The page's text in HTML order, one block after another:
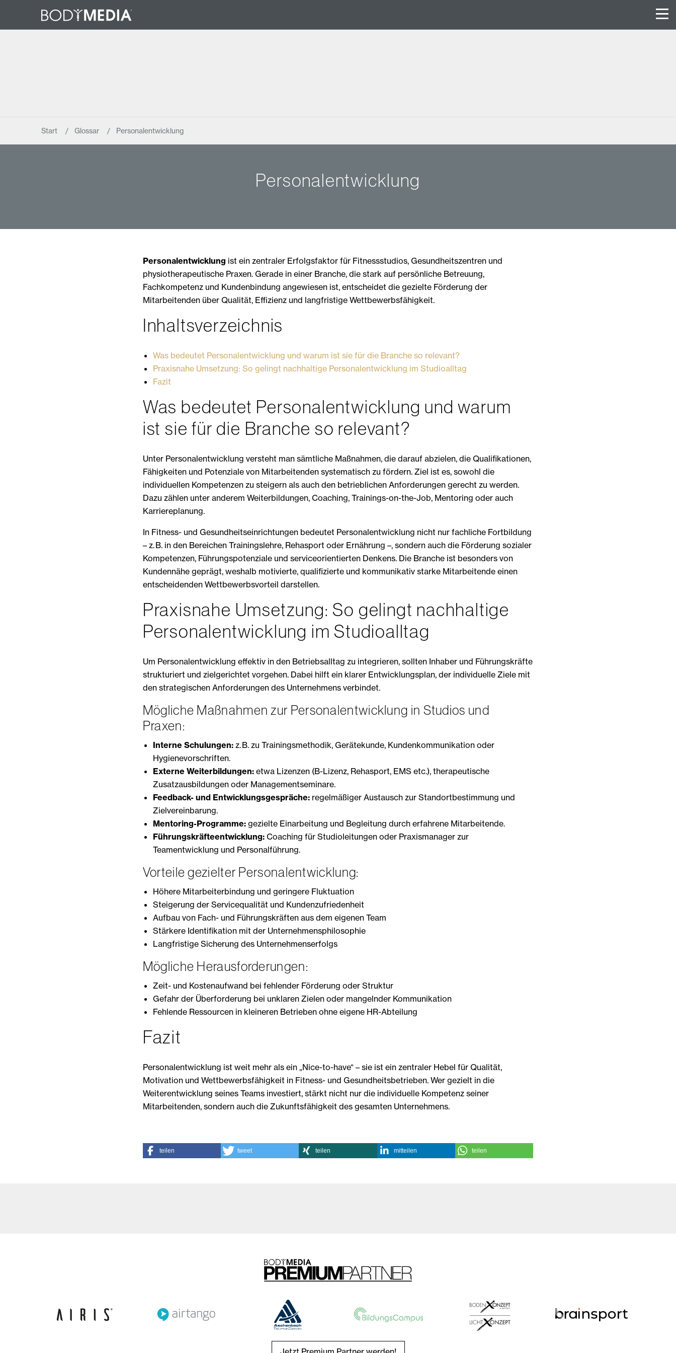
Start Glossar Personalentwicklung
Personalentwicklung
Personalentwicklung ist ein zentraler Erfolgsfaktor für Fitnessstudios, Gesundheitszentren und
physiotherapeutische Praxen. Gerade in einer Branche, die stark auf persönliche Betreuung,
Fachkompetenz und Kundenbindung angewiesen ist, entscheidet die gezielte Förderung der
Mitarbeitenden über Qualität, Effizienz und langfristige Wettbewerbsfähigkeit.
Inhaltsverzeichnis
Was bedeutet Personalentwicklung und warum ist sie für die Branche so relevant?
Praxisnahe Umsetzung: So gelingt nachhaltige Personalentwicklung im Studioalltag
Fazit
Was bedeutet Personalentwicklung und warum
ist sie für die Branche so relevant?
Unter Personalentwicklung versteht man sämtliche Maßnahmen, die darauf abzielen, die Qualifikationen,
Fähigkeiten und Potenziale von Mitarbeitenden systematisch zu fördern. Ziel ist es, sowohl die
individuellen Kompetenzen zu steigern als auch den betrieblichen Anforderungen gerecht zu werden.
Dazu zählen unter anderem Weiterbildungen, Coaching, Trainings-on-the-Job, Mentoring oder auch
Karriereplanung.
In Fitness- und Gesundheitseinrichtungen bedeutet Personalentwicklung nicht nur fachliche Fortbildung
– z. B. in den Bereichen Trainingslehre, Rehasport oder Ernährung –, sondern auch die Förderung sozialer
Kompetenzen, Führungspotenziale und serviceorientierten Denkens. Die Branche ist besonders von
Kundennähe geprägt, weshalb motivierte, qualifizierte und kommunikativ starke Mitarbeitende einen
entscheidenden Wettbewerbsvorteil darstellen.
Praxisnahe Umsetzung: So gelingt nachhaltige
Personalentwicklung im Studioalltag
Um Personalentwicklung effektiv in den Betriebsalltag zu integrieren, sollten Inhaber und Führungskräfte
strukturiert und zielgerichtet vorgehen. Dabei hilft ein klarer Entwicklungsplan, der individuelle Ziele mit
den strategischen Anforderungen des Unternehmens verbindet.
Mögliche Maßnahmen zur Personalentwicklung in Studios und
Praxen:
Interne Schulungen:z. B. zu Trainingsmethodik, Gerätekunde, Kundenkommunikation oder
Hygienevorschriften.
Externe Weiterbildungen:etwa Lizenzen (B-Lizenz, Rehasport, EMS etc.), therapeutische
Zusatzausbildungen oder Managementseminare.
Feedback- und Entwicklungsgespräche:regelmäßiger Austausch zur Standortbestimmung und
Zielvereinbarung.
Mentoring-Programme:gezielte Einarbeitung und Begleitung durch erfahrene Mitarbeitende.
Führungskräfteentwicklung:Coaching für Studioleitungen oder Praxismanager zur
Teamentwicklung und Personalführung.
Vorteile gezielter Personalentwicklung:
Höhere Mitarbeiterbindung und geringere Fluktuation
Steigerung der Servicequalität und Kundenzufriedenheit
Aufbau von Fach- und Führungskräften aus dem eigenen Team
Stärkere Identifikation mit der Unternehmensphilosophie
Langfristige Sicherung des Unternehmenserfolgs
Mögliche Herausforderungen:
Zeit- und Kostenaufwand bei fehlender Förderung oder Struktur
Gefahr der Überforderung bei unklaren Zielen oder mangelnder Kommunikation
Fehlende Ressourcen in kleineren Betrieben ohne eigene HR-Abteilung
Fazit
Personalentwicklung ist weit mehr als ein „Nice-to-have“ – sie ist ein zentraler Hebel für Qualität,
Motivation und Wettbewerbsfähigkeit in Fitness- und Gesundheitsbetrieben. Wer gezielt in die
Weiterentwicklung seines Teams investiert, stärkt nicht nur die individuelle Kompetenz seiner
Mitarbeitenden, sondern auch die Zukunftsfähigkeit des gesamten Unternehmens.
teilen tweet teilen mitteilen teilen